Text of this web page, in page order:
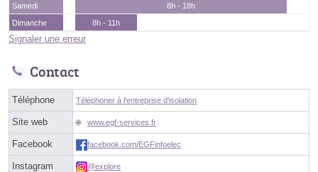
Samedi
8h - 18h
Dimanche
8h - 11h
Signaler une erreur
Contact
Téléphone Téléphoner à l'entreprise d'isolation
Site web www.egf-services.fr
Facebook facebook.com/EGFinfoelec
Instagram @explore